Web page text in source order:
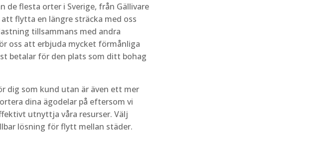
de flesta orter i Sverige, från Gällivare
flytta en längre sträcka med oss
tillsammans med andra
oss att erbjuda mycket förmånliga
betalar för den plats som ditt bohag
dig som kund utan är även ett mer
dina ägodelar på eftersom vi
utnyttja våra resurser. Välj
lösning för flytt mellan städer.